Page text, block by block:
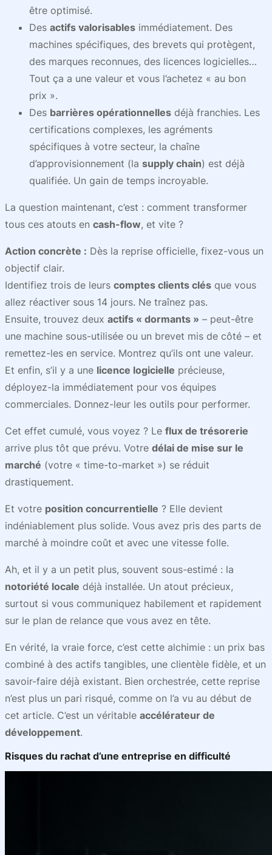
être optimisé.
Des actifs valorisables immédiatement. Des
machines spécifiques, des brevets qui protègent,
des marques reconnues, des licences logicielles…
Tout ça a une valeur et vous l’achetez « au bon
prix ».
Des barrières opérationnelles déjà franchies. Les
certifications complexes, les agréments
spécifiques à votre secteur, la chaîne
d’approvisionnement (la supply chain) est déjà
qualifiée. Un gain de temps incroyable.
La question maintenant, c’est : comment transformer
tous ces atouts en cash-flow, et vite ?
Action concrète : Dès la reprise officielle, fixez-vous un
objectif clair.
Identifiez trois de leurs comptes clients clés que vous
allez réactiver sous 14 jours. Ne traînez pas.
Ensuite, trouvez deux actifs « dormants » – peut-être
une machine sous-utilisée ou un brevet mis de côté – et
remettez-les en service. Montrez qu’ils ont une valeur.
Et enfin, s’il y a une licence logicielle précieuse,
déployez-la immédiatement pour vos équipes
commerciales. Donnez-leur les outils pour performer.
Cet effet cumulé, vous voyez ? Le flux de trésorerie
arrive plus tôt que prévu. Votre délai de mise sur le
marché (votre « time-to-market ») se réduit
drastiquement.
Et votre position concurrentielle ? Elle devient
indéniablement plus solide. Vous avez pris des parts de
marché à moindre coût et avec une vitesse folle.
Ah, et il y a un petit plus, souvent sous-estimé : la
notoriété locale déjà installée. Un atout précieux,
surtout si vous communiquez habilement et rapidement
sur le plan de relance que vous avez en tête.
En vérité, la vraie force, c’est cette alchimie : un prix bas
combiné à des actifs tangibles, une clientèle fidèle, et un
savoir-faire déjà existant. Bien orchestrée, cette reprise
n’est plus un pari risqué, comme on l’a vu au début de
cet article. C’est un véritable accélérateur de
développement.
Risques du rachat d’une entreprise en difficulté